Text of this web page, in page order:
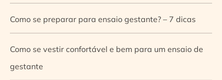
Como se preparar para ensaio gestante? – 7 dicas
Como se vestir confortável e bem para um ensaio de
gestante